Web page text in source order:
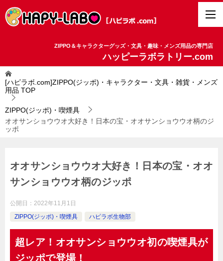
ZIPPO＆キャラクターグッズ・文具・趣味・メンズ用品の専門店
ハッピーラボラトリー.com
[ハピラボ.com]ZIPPO(ジッポ)・キャラクター・文具・雑貨・メンズ
用品 TOP
ZIPPO(ジッポ)・喫煙具
オオサンショウウオ大好き！日本の宝・オオサンショウウオ柄のジ
ッポ
オオサンショウウオ大好き！日本の宝・オオ
サンショウウオ柄のジッポ
公開日： 2022年11月1日
ZIPPO(ジッポ)・喫煙具
ハピラボ生物部
超レア！オオサンショウウオ初の喫煙具が
ジッポで登場！